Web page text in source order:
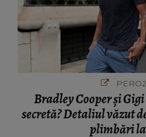
Bradley Cooper și
secretă? Detaliul văzut
plimbări